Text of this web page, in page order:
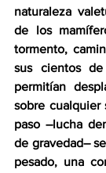
naturaleza
de los
tormento,
sus cientos
permitían
sobre cualquier
paso –lucha
de gravedad–
pesado, una